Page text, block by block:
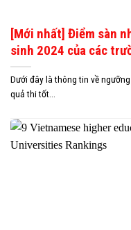
[Mới nhất] Điểm sàn
sinh 2024 của các
Dưới đây là thông tin về
quả thi tốt...